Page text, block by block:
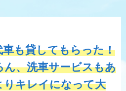
も貸してもらった！
、洗車サービスもあ
りキレイになって大